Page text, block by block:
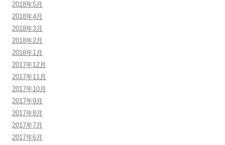
2018年5月
2018年4月
2018年3月
2018年2月
2018年1月
2017年12月
2017年11月
2017年10月
2017年9月
2017年8月
2017年7月
2017年6月